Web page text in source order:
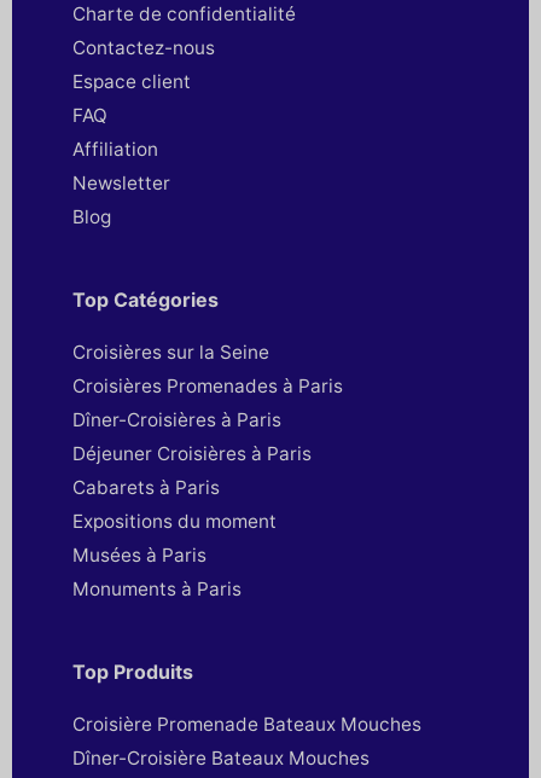
Charte de confidentialité
Contactez-nous
Espace client
FAQ
Affiliation
Newsletter
Blog
Top Catégories
Croisières sur la Seine
Croisières Promenades à Paris
Dîner-Croisières à Paris
Déjeuner Croisières à Paris
Cabarets à Paris
Expositions du moment
Musées à Paris
Monuments à Paris
Top Produits
Croisière Promenade Bateaux Mouches
Dîner-Croisière Bateaux Mouches